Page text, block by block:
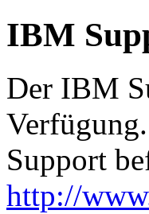
IBM
Der IBM
Support
http://